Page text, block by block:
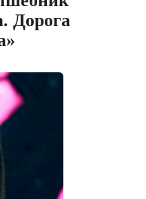
Дорога